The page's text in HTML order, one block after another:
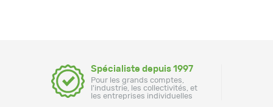
Spécialiste depuis 1997
Pour les grands comptes,
l'industrie, les collectivités, et
les entreprises individuelles